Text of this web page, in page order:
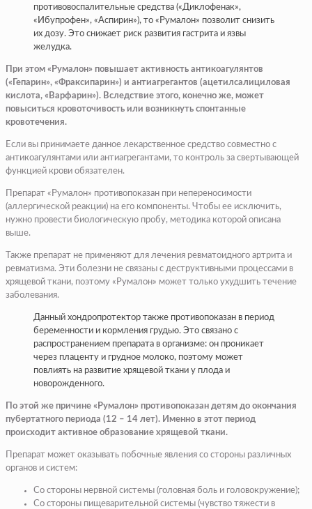
противовоспалительные средства («Диклофенак»,
«Ибупрофен», «Аспирин»), то «Румалон» позволит снизить
их дозу. Это снижает риск развития гастрита и язвы
желудка.
При этом «Румалон» повышает активность антикоагулянтов
(«Гепарин», «Фраксипарин») и антиагрегантов (ацетилсалициловая
кислота, «Варфарин»). Вследствие этого, конечно же, может
повыситься кровоточивость или возникнуть спонтанные
кровотечения.
Если вы принимаете данное лекарственное средство совместно с
антикоагулянтами или антиагрегантами, то контроль за свертывающей
функцией крови обязателен.
Препарат «Румалон» противопоказан при непереносимости
(аллергической реакции) на его компоненты. Чтобы ее исключить,
нужно провести биологическую пробу, методика которой описана
выше.
Также препарат не применяют для лечения ревматоидного артрита и
ревматизма. Эти болезни не связаны с деструктивными процессами в
хрящевой ткани, поэтому «Румалон» может только ухудшить течение
заболевания.
Данный хондропротектор также противопоказан в период
беременности и кормления грудью. Это связано с
распространением препарата в организме: он проникает
через плаценту и грудное молоко, поэтому может
повлиять на развитие хрящевой ткани у плода и
новорожденного.
По этой же причине «Румалон» противопоказан детям до окончания
пубертатного периода (12 – 14 лет). Именно в этот период
происходит активное образование хрящевой ткани.
Препарат может оказывать побочные явления со стороны различных
органов и систем:
Со стороны нервной системы (головная боль и головокружение);
Со стороны пищеварительной системы (чувство тяжести в